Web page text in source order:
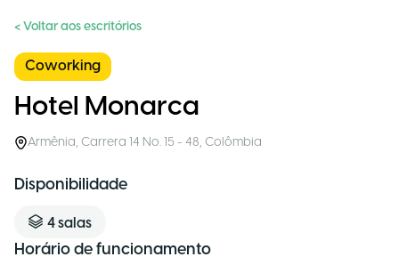
< Voltar aos escritórios
Coworking
Hotel Monarca
Armênia, Carrera 14 No. 15 - 48, Colômbia
Disponibilidade
4salas
Horário de funcionamento